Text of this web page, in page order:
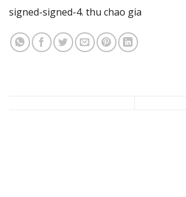
signed-signed-4. thu chao gia